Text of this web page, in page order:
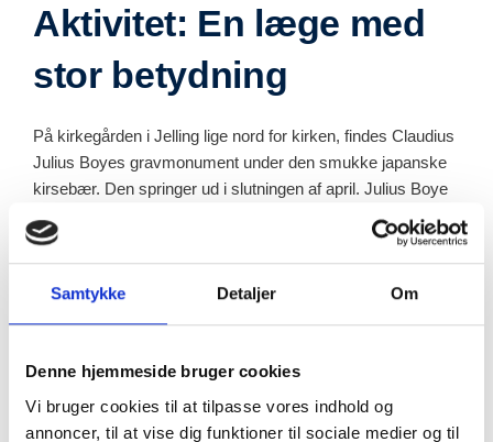
Samtykke Detaljer Om
Denne hjemmeside bruger cookies
Vi bruger cookies til at tilpasse vores indhold og
annoncer, til at vise dig funktioner til sociale medier og til
Aktivitet: En læge med
stor betydning
På kirkegården i Jelling lige nord for kirken, findes Claudius
Julius Boyes gravmonument under den smukke japanske
kirsebær. Den springer ud i slutningen af april. Julius Boye
På kirkegården findes flere ældre gravsten der kan være
med til at fortælle stedets historie, Claudius Julius Boyes
præstefrue. De er også værd at kigge nærmere på.
Men denen aktivitet kan I gå på opdagelse efter